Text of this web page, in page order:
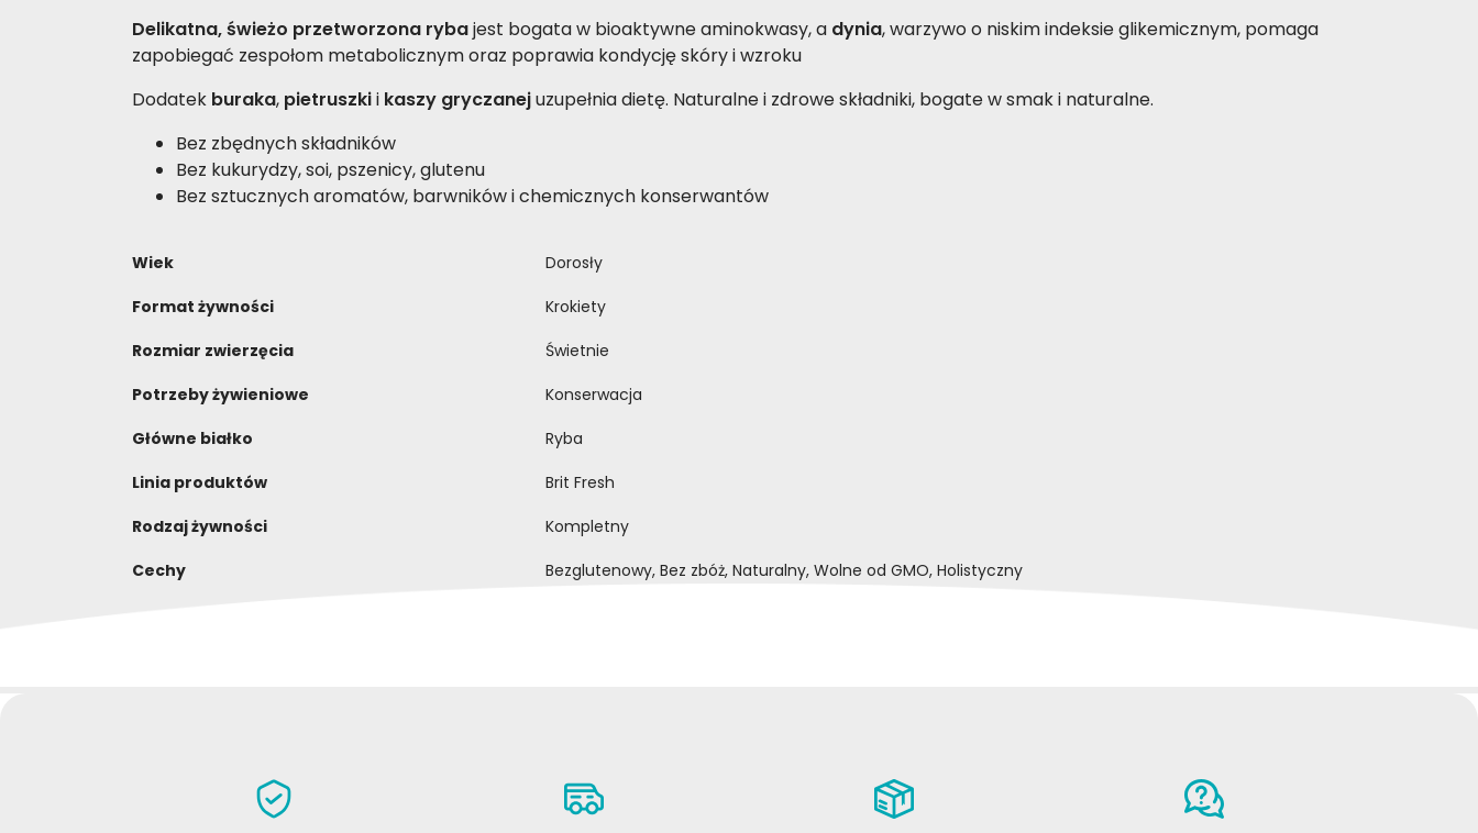
Delikatna, świeżo przetworzona rybajest bogata w bioaktywne aminokwasy, a dynia, warzywo o niskim indeksie glikemicznym, pomaga
zapobiegać zespołom metabolicznym oraz poprawia kondycję skóry i wzroku
Dodatek buraka, pietruszkii kaszy gryczanejuzupełnia dietę. Naturalne i zdrowe składniki, bogate w smak i naturalne.
Bez zbędnych składników
Bez kukurydzy, soi, pszenicy, glutenu
Bez sztucznych aromatów, barwników i chemicznych konserwantów
Wiek
Dorosły
Format żywności
Krokiety
Rozmiar zwierzęcia
Świetnie
Potrzeby żywieniowe
Konserwacja
Główne białko
Ryba
Linia produktów
Brit Fresh
Rodzaj żywności
Kompletny
Cechy
Bezglutenowy, Bez zbóż, Naturalny, Wolne od GMO, Holistyczny
È un ottimo prodotto x cani di grossa
taglia. Digeribile e veramente completo.
cagnolona lo adora
bordeaux! dopo svariati tentativi ho
provato queste crocchette, ottimo
Lo consiglio in quanto io
personalmente mi trovo benissimo e ai